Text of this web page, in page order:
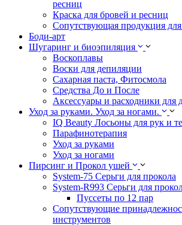
ресниц
Краска для бровей и ресниц
Сопутствующая продукция для
Боди-арт
Шугаринг и биоэпиляция
Воскоплавы
Воски для депиляции
Сахарная паста, Фитосмола
Средства До и После
Аксессуары и расходники для
Уход за руками. Уход за ногами.
IQ Beauty Лосьоны для рук и
Парафинотерапия
Уход за руками
Уход за ногами
Пирсинг и Прокол ушей
System-75 Серьги для прокола
System-R993 Серьги для
Пуссеты по 12 пар
Cопутствующие
инструментов